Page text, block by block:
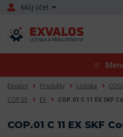
Můj účet
Exvalos Produkty Ložiska
COP.01
EX COP.01 C 11 EX SKF
COP.01 C 11 EX SKF